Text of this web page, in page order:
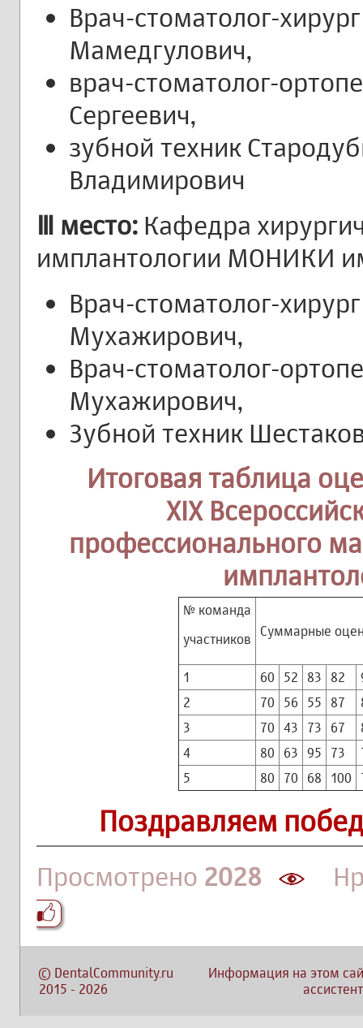
Врач-стоматолог-
Мамедгулович,
врач-стоматолог-
Сергеевич,
зубной техник
Владимирович
Ⅲ место: Кафедра
имплантологии МОНИКИ
Врач-стоматолог-
Мухажирович,
Врач-стоматолог-
Мухажирович,
Зубной техник
Итоговая таблица
XIX
профессионального
№ команда
участников
Суммарные
1 60 52 83 82
2
70 56 55 87
3
70 43 73 67
4
80 63 95 73
5
80 70 68 100
Поздравляем
Просмотрено 2028
© DentalCommunity.ru
2015 - 2026
Информация на этом